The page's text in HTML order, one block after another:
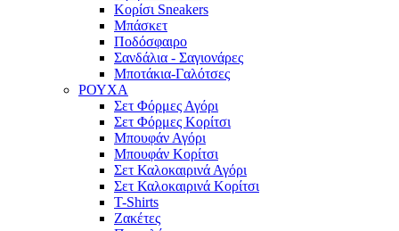
Κορίσι Sneakers
Μπάσκετ
Ποδόσφαιρο
Σανδάλια - Σαγιονάρες
Μποτάκια-Γαλότσες
ΡΟΥΧΑ
Σετ Φόρμες Αγόρι
Σετ Φόρμες Κορίτσι
Μπουφάν Αγόρι
Μπουφάν Κορίτσι
Σετ Καλοκαιρινά Αγόρι
Σετ Καλοκαιρινά Κορίτσι
T-Shirts
Ζακέτες